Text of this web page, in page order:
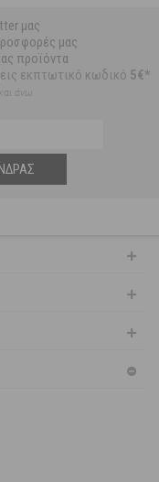
μας
μας
προϊόντα
εκπτωτικό κωδικό 5€*
άνω